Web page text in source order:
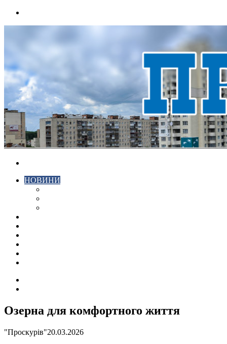
НОВИНИ
Озерна для комфортного життя
"Проскурів"20.03.2026